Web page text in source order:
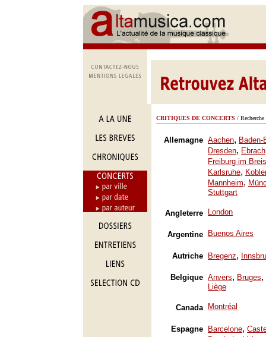
CRITIQUES DE CONCERTS /
Allemagne Aachen, Baden-
Dresden, Ebrach
Freiburg im
Karlsruhe,
Mannheim,
Stuttgart
Angleterre London
Argentine Buenos Aires
Autriche Bregenz,
Belgique Anvers, Bruges,
Liège
Canada Montréal
Espagne Barcelone,